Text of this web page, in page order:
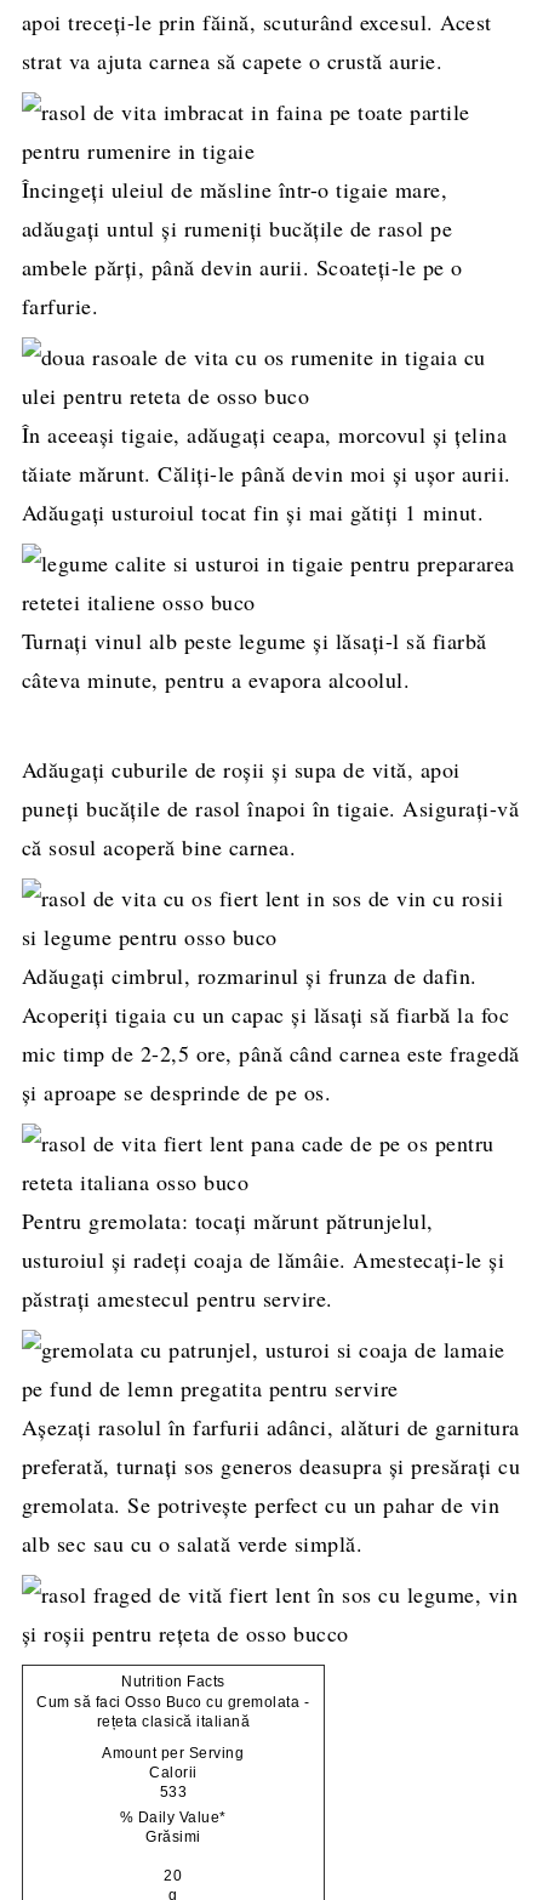
apoi treceți-le prin făină, scuturând excesul. Acest
strat va ajuta carnea să capete o crustă aurie.
Încingeți uleiul de măsline într-o tigaie mare,
adăugați untul și rumeniți bucățile de rasol pe
ambele părți, până devin aurii. Scoateți-le pe o
farfurie.
În aceeași tigaie, adăugați ceapa, morcovul și țelina
tăiate mărunt. Căliți-le până devin moi și ușor aurii.
Adăugați usturoiul tocat fin și mai gătiți 1 minut.
Turnați vinul alb peste legume și lăsați-l să fiarbă
câteva minute, pentru a evapora alcoolul.
Adăugați cuburile de roșii și supa de vită, apoi
puneți bucățile de rasol înapoi în tigaie. Asigurați-vă
că sosul acoperă bine carnea.
Adăugați cimbrul, rozmarinul și frunza de dafin.
Acoperiți tigaia cu un capac și lăsați să fiarbă la foc
mic timp de 2-2,5 ore, până când carnea este fragedă
și aproape se desprinde de pe os.
Pentru gremolata: tocați mărunt pătrunjelul,
usturoiul și radeți coaja de lămâie. Amestecați-le și
păstrați amestecul pentru servire.
Așezați rasolul în farfurii adânci, alături de garnitura
preferată, turnați sos generos deasupra și presărați cu
gremolata. Se potrivește perfect cu un pahar de vin
alb sec sau cu o salată verde simplă.
Nutrition Facts
Cum să faci Osso Buco cu gremolata -
rețeta clasică italiană
Amount per Serving
Calorii
533
% Daily Value*
Grăsimi
20
g